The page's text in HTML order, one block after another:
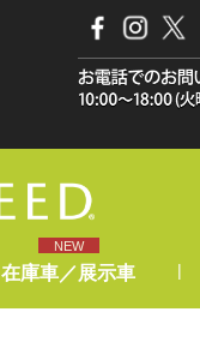
NEW
在庫車／展示車 |